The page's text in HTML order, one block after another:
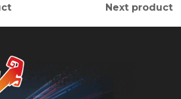
Next product